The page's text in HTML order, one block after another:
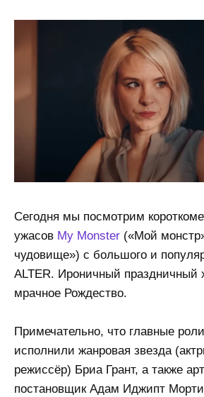
Сегодня мы посмотрим
ужасов My Monster («Мой
чудовище») с большого и
ALTER. Ироничный праздничный
мрачное Рождество.
Примечательно, что главные
исполнили жанровая звезда
режиссёр) Бриа Грант, а также
постановщик Адам Иджипт